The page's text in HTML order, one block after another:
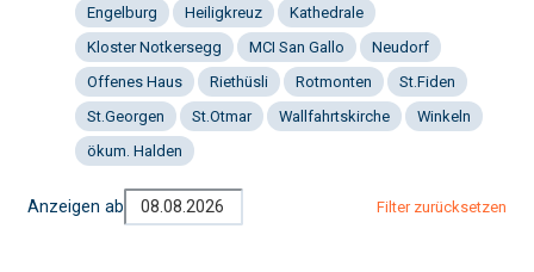
Engelburg
Heiligkreuz
Kathedrale
Kloster Notkersegg
MCI San Gallo
Neudorf
Offenes Haus
Riethüsli Rotmonten
St.Fiden
St.Georgen
St.Otmar Wallfahrtskirche
Winkeln
ökum. Halden
Anzeigen ab Filter zurücksetzen